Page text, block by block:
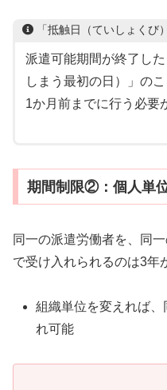
「抵触日（ていしょくび
派遣可能期間が終了し
しまう最初の日）」の
1か月前までに行う必要
期間制限②：個人単
同一の派遣労働者を、同
で受け入れられるのは3年
組織単位を変えれば
れ可能